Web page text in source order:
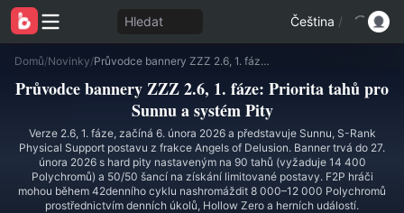
Hledat Čeština /
Domů/Novinky/ Průvodce bannery ZZZ 2.6, 1. fáze: Priorita tahů pro Sunnu a systém Pity
Průvodce bannery ZZZ 2.6, 1. fáze: Priorita tahů pro
Sunnu a systém Pity
Verze 2.6, 1. fáze, začíná 6. února 2026 a představuje Sunnu, S-Rank
Physical Support postavu z frakce Angels of Delusion. Banner trvá do 27.
února 2026 s hard pity nastaveným na 90 tahů (vyžaduje 14 400
Polychromů) a 50/50 šancí na získání limitované postavy. F2P hráči
mohou během 42denního cyklu nashromáždit 8 000–12 000 Polychromů
prostřednictvím denních úkolů, Hollow Zero a herních událostí.